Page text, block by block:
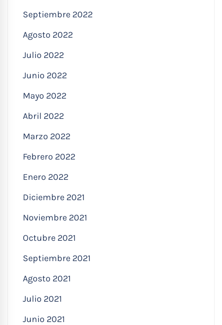
Septiembre 2022
Agosto 2022
Julio 2022
Junio 2022
Mayo 2022
Abril 2022
Marzo 2022
Febrero 2022
Enero 2022
Diciembre 2021
Noviembre 2021
Octubre 2021
Septiembre 2021
Agosto 2021
Julio 2021
Junio 2021